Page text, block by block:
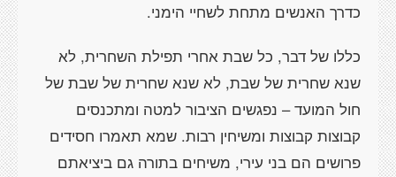
כדרך האנשים מתחת לשחיי הימני.
כללו של דבר, כל שבת אחרי תפילת השחרית, לא
שנא שחרית של שבת, לא שנא שחרית של שבת של
חול המועד – נפגשים הציבור למטה ומתכנסים
קבוצות קבוצות ומשיחין רבות. שמא תאמרו חסידים
פרושים הם בני עירי, משיחים בתורה גם ביציאתם